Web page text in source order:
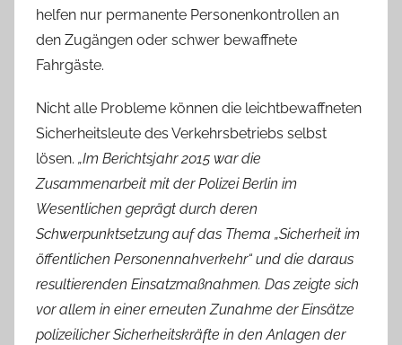
helfen nur permanente Personenkontrollen an
den Zugängen oder schwer bewaffnete
Fahrgäste.
Nicht alle Probleme können die leichtbewaffneten
Sicherheitsleute des Verkehrsbetriebs selbst
lösen. „Im Berichtsjahr 2015 war die
Zusammenarbeit mit der Polizei Berlin im
Wesentlichen geprägt durch deren
Schwerpunktsetzung auf das Thema „Sicherheit im
öffentlichen Personennahverkehr“ und die daraus
resultierenden Einsatzmaßnahmen. Das zeigte sich
vor allem in einer erneuten Zunahme der Einsätze
polizeilicher Sicherheitskräfte in den Anlagen der